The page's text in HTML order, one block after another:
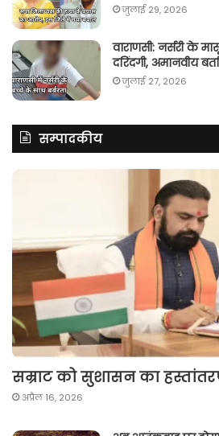
जुलाई 29, 2026
वाराणसी: नर्सरी के
दरिंदगी, अमानवीय
जुलाई 27, 2026
सम्पादकीय
सम्राट को सुशासन का
अप्रैल 16, 2026